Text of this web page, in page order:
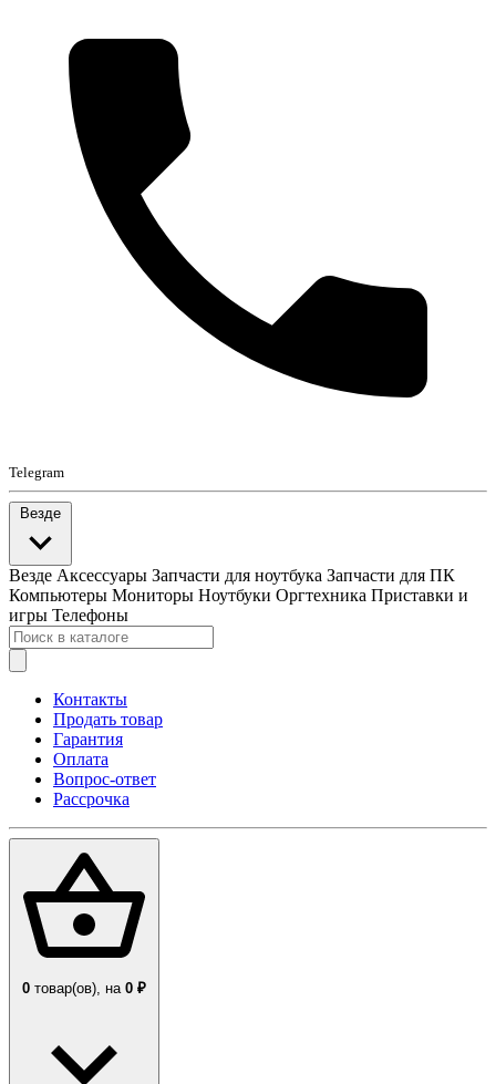
Telegram
Везде
Везде Аксессуары Запчасти для ноутбука Запчасти для ПК
Компьютеры Мониторы Ноутбуки Оргтехника Приставки и
игры Телефоны
Контакты
Продать товар
Гарантия
Оплата
Вопрос-ответ
Рассрочка
0 товар(ов), на 0 ₽